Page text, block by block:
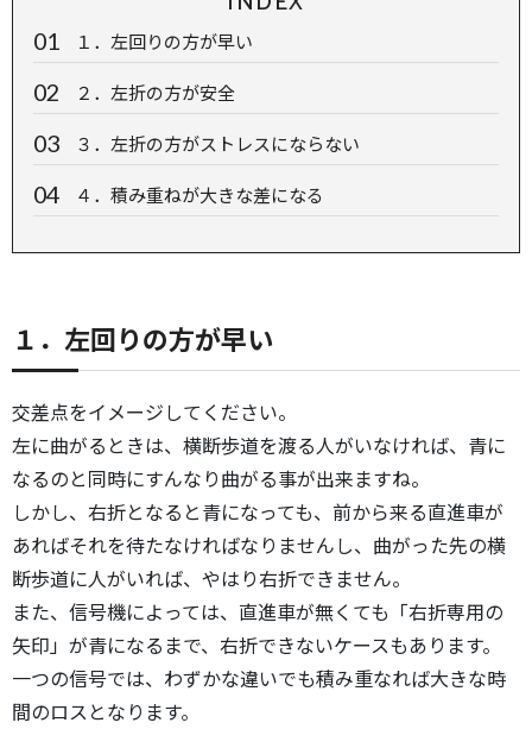
１．左回りの方が早い
２．左折の方が安全
３．左折の方がストレスにならない
４．積み重ねが大きな差になる
１．左回りの方が早い
交差点をイメージしてください。
左に曲がるときは、横断歩道を渡る人がいなければ、青に
なるのと同時にすんなり曲がる事が出来ますね。
しかし、右折となると青になっても、前から来る直進車が
あればそれを待たなければなりませんし、曲がった先の横
断歩道に人がいれば、やはり右折できません。
また、信号機によっては、直進車が無くても「右折専用の
矢印」が青になるまで、右折できないケースもあります。
一つの信号では、わずかな違いでも積み重なれば大きな時
間のロスとなります。